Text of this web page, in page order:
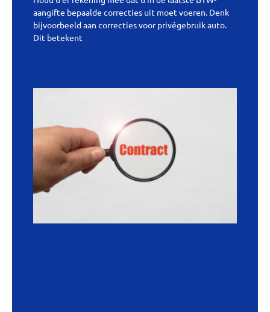
aangifte bepaalde correcties uit moet voeren. Denk
bijvoorbeeld aan correcties voor privégebruik auto.
Dit betekent